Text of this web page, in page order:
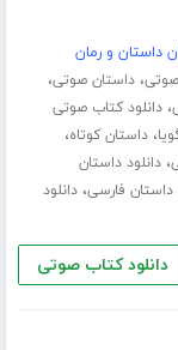
داستان و رمان
صوتی،داستان صوتی،
،دانلود کتاب صوتی
،داستان کوتاه،
،دانلود داستان
داستان فارسی،دانلود
دانلود کتاب صوتی